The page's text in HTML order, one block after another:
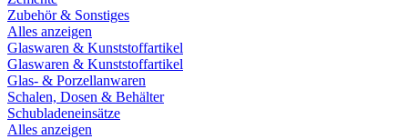
Zubehör & Sonstiges
Alles anzeigen
Glaswaren & Kunststoffartikel
Glaswaren & Kunststoffartikel
Glas- & Porzellanwaren
Schalen, Dosen & Behälter
Schubladeneinsätze
Alles anzeigen